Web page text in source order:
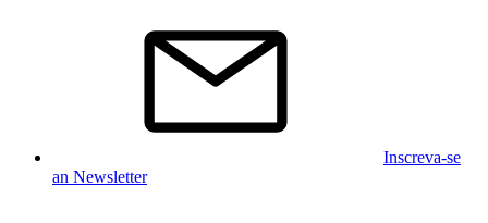
Inscreva-se
an Newsletter